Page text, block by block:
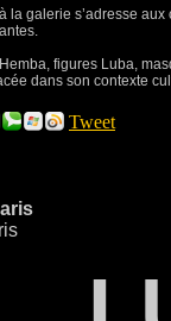
la galerie s’adresse
figures Luba,
dans son contexte
Tweet